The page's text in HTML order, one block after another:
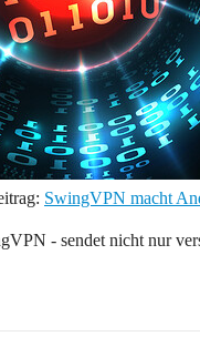
SwingVPN macht
- sendet nicht nur